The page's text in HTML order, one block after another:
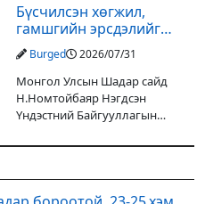
Бүсчилсэн хөгжил,
гамшгийн эрсдэлийг
бууруулах чиглэлээр
НҮБ-тай хамтын
ажиллагаагаа
өргөжүүлэхээр санал
солилцлоо
Burged 2026/07/31
Монгол Улсын Шадар сайд
Н.Номтойбаяр Нэгдсэн
Үндэстний Байгууллагын
Хиердэнийг хүлээн авч уулзан,
ажиллагааны өнөөгийн байдал
болон цаашдын